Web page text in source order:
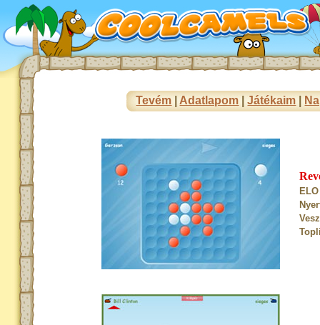
Tevém Adatlapom |Játékaim